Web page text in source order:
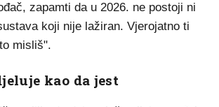
zapamti da u 2026. ne postoji ni
koji nije lažiran. Vjerojatno ti
misliš".
kao da jest